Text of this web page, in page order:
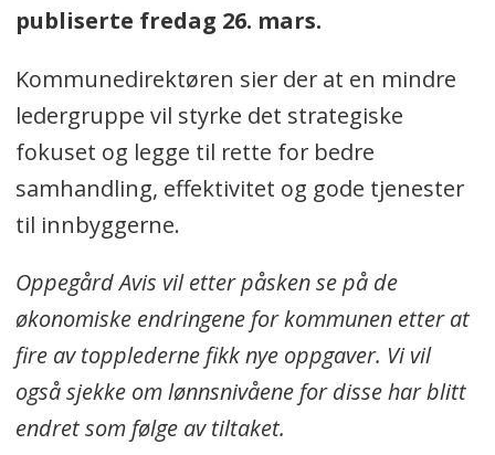
publiserte fredag 26. mars.
Kommunedirektøren sier der at en mindre
ledergruppe vil styrke det strategiske
fokuset og legge til rette for bedre
samhandling, effektivitet og gode tjenester
til innbyggerne.
Oppegård Avis vil etter påsken se på de
økonomiske endringene for kommunen etter at
fire av topplederne fikk nye oppgaver. Vi vil
også sjekke om lønnsnivåene for disse har blitt
endret som følge av tiltaket.